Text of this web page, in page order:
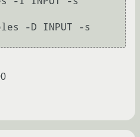
-D INPUT -s